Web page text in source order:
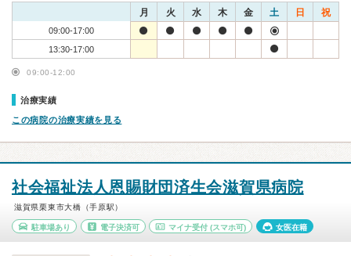
月 火 水 木 金 土 日 祝
09:00-17:00
13:30-17:00
09:00-12:00
治療実績
この病院の治療実績を見る
社会福祉法人恩賜財団済生会滋賀県病院
滋賀県栗東市大橋（手原駅）
駐車場あり 電子決済可 マイナ受付 (スマホ可) 女医在籍